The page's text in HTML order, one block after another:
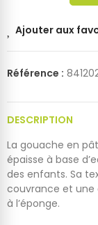
Ajouter aux
Référence :
DESCRIPTION
La gouache en
épaisse à base
des enfants. Sa
couvrance et une
à l’éponge.